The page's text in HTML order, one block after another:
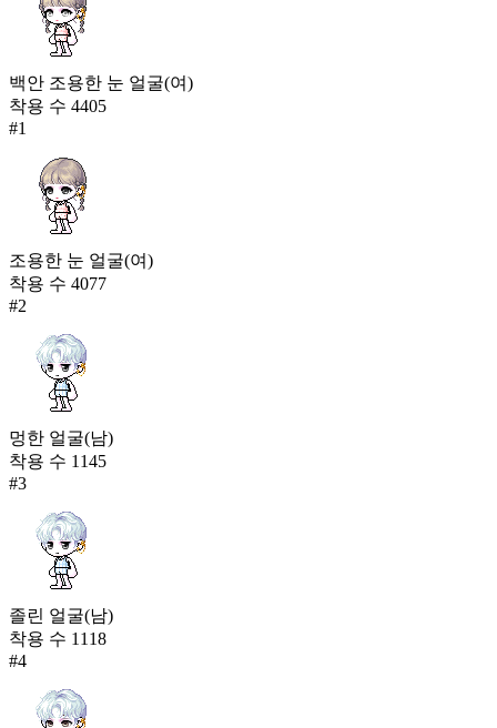
백안 조용한 눈 얼굴(여)
착용 수 4405
#1
조용한 눈 얼굴(여)
착용 수 4077
#2
멍한 얼굴(남)
착용 수 1145
#3
졸린 얼굴(남)
착용 수 1118
#4